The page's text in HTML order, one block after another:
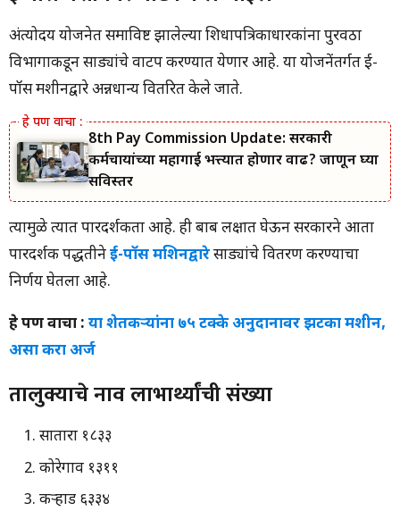
अंत्योदय योजनेत समाविष्ट झालेल्या शिधापत्रिकाधारकांना पुरवठा
विभागाकडून साड्यांचे वाटप करण्यात येणार आहे. या योजनेंतर्गत ई-
पॉस मशीनद्वारे अन्नधान्य वितरित केले जाते.
8th Pay Commission Update: सरकारी
कर्मचाऱ्यांच्या महागाई भत्त्यात होणार वाढ? जाणून घ्या
सविस्तर
त्यामुळे त्यात पारदर्शकता आहे. ही बाब लक्षात घेऊन सरकारने आता
पारदर्शक पद्धतीनेई-पॉस मशिनद्वारेसाड्यांचे वितरण करण्याचा
निर्णय घेतला आहे.
हे पण वाचा : या शेतकऱ्यांना ७५ टक्के अनुदानावर झटका मशीन,
असा करा अर्ज
तालुक्याचे नाव लाभार्थ्यांची संख्या
सातारा १८३३
कोरेगाव १३११
कऱ्हाड ६३३४